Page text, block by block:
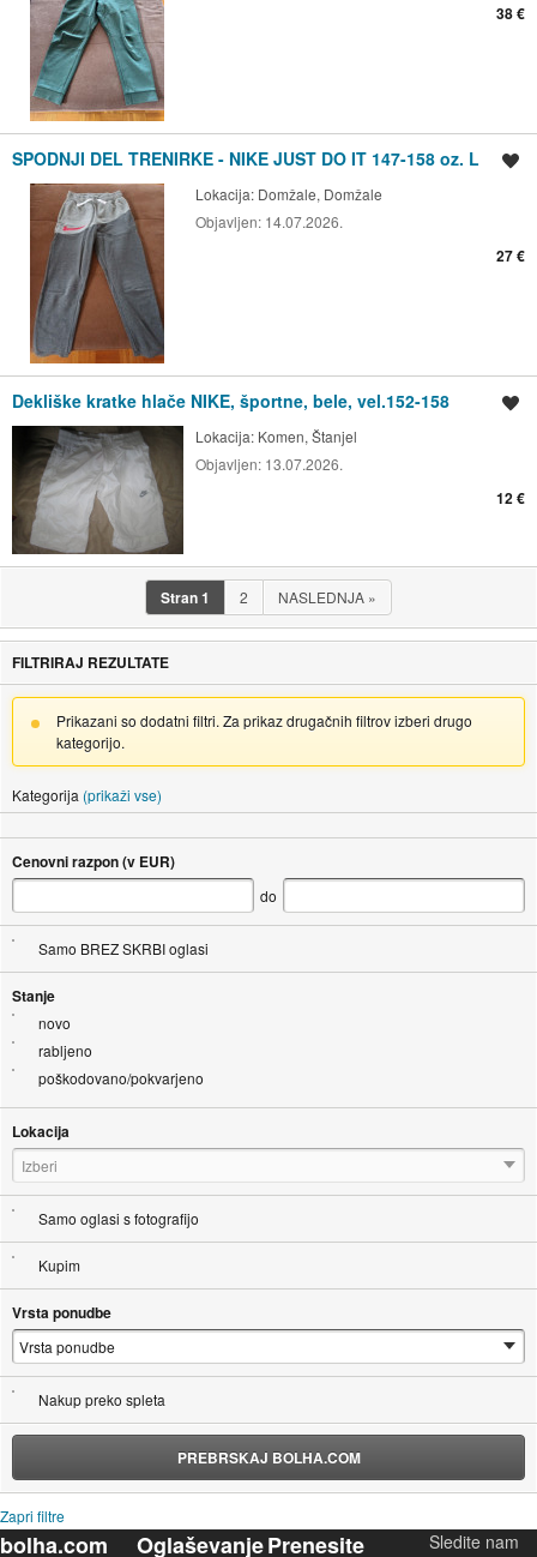
38 €
SPODNJI DEL TRENIRKE - NIKE JUST DO IT 147-158 oz. L
Lokacija: Domžale, Domžale
Objavljen: 14.07.2026.
27 €
Dekliške kratke hlače NIKE, športne, bele, vel.152-158
Lokacija: Komen, Štanjel
Objavljen: 13.07.2026.
12 €
Stran1 2 NASLEDNJA »
FILTRIRAJ REZULTATE
Prikazani so dodatni filtri. Za prikaz drugačnih filtrov izberi drugo
kategorijo.
Kategorija (prikaži vse)
Cenovni razpon (v EUR)
do
Samo BREZ SKRBI oglasi
Stanje
novo
rabljeno
poškodovano/pokvarjeno
Lokacija
Izberi
Samo oglasi s fotografijo
Kupim
Vrsta ponudbe
Nakup preko spleta
PREBRSKAJ BOLHA.COM
Zapri filtre
bolha.com OglaševanjePrenesite Sledite nam